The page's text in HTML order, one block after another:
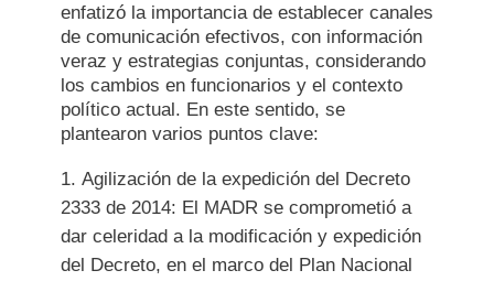
enfatizó la importancia de establecer canales
de comunicación efectivos, con información
veraz y estrategias conjuntas, considerando
los cambios en funcionarios y el contexto
político actual. En este sentido, se
plantearon varios puntos clave:
Agilización de la expedición del Decreto
2333 de 2014: El MADR se comprometió a
dar celeridad a la modificación y expedición
del Decreto, en el marco del Plan Nacional